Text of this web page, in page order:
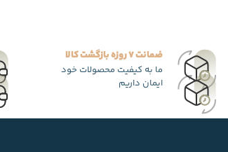
ضمانت 7 روزه بازگشت کالا
ما به کیفیت محصولات خود
ایمان داریم